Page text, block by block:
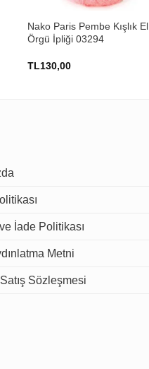
Nako Paris Pembe Kışlık El
Örgü İpliği 03294
TL130,00
İade Politikası
Metni
Sözleşmesi